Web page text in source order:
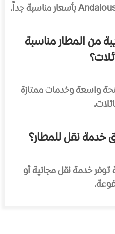
من المطار مناسبة
واسعة وخدمات ممتازة
خدمة نقل مجانية أو